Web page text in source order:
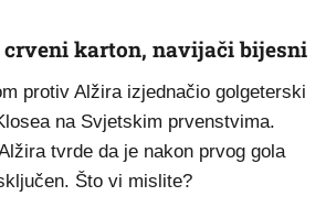
crveni karton, navijači bijesni
protiv Alžira izjednačio golgeterski
na Svjetskim prvenstvima.
tvrde da je nakon prvog gola
Što vi mislite?